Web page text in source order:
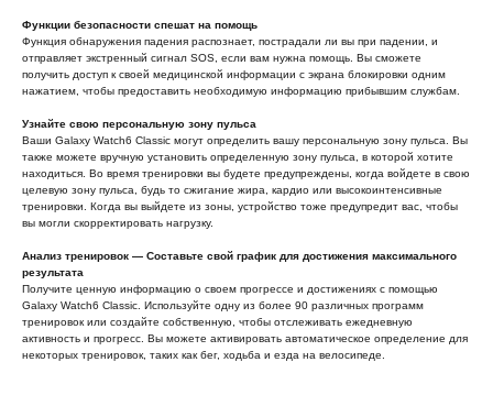
Функции безопасности спешат на помощь
Функция обнаружения падения распознает, пострадали ли вы при падении, и
отправляет экстренный сигнал SOS, если вам нужна помощь. Вы сможете
получить доступ к своей медицинской информации с экрана блокировки одним
нажатием, чтобы предоставить необходимую информацию прибывшим службам.
Узнайте свою персональную зону пульса
Ваши Galaxy Watch6 Classic могут определить вашу персональную зону пульса. Вы
также можете вручную установить определенную зону пульса, в которой хотите
находиться. Во время тренировки вы будете предупреждены, когда войдете в свою
целевую зону пульса, будь то сжигание жира, кардио или высокоинтенсивные
тренировки. Когда вы выйдете из зоны, устройство тоже предупредит вас, чтобы
вы могли скорректировать нагрузку.
Анализ тренировок — Составьте свой график для достижения максимального
результата
Получите ценную информацию о своем прогрессе и достижениях с помощью
Galaxy Watch6 Classic. Используйте одну из более 90 различных программ
тренировок или создайте собственную, чтобы отслеживать ежедневную
активность и прогресс. Вы можете активировать автоматическое определение для
некоторых тренировок, таких как бег, ходьба и езда на велосипеде.